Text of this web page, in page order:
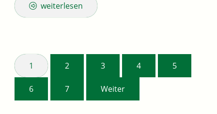
weiterlesen
1 2 3 4 5
6 7 Weiter